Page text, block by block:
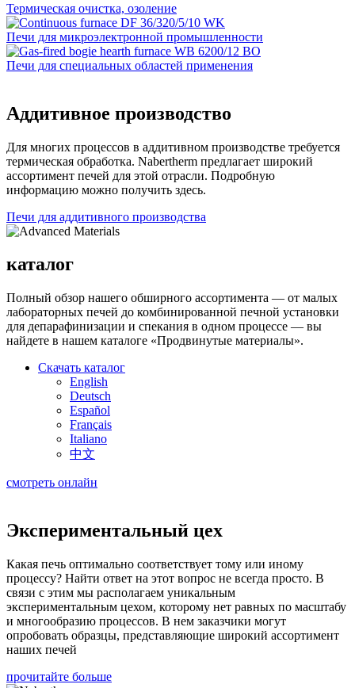
Термическая очистка, озоление
Печи для микроэлектронной промышленности
Печи для специальных областей применения
Аддитивное производство
Для многих процессов в аддитивном производстве требуется
термическая обработка. Nabertherm предлагает широкий
ассортимент печей для этой отрасли. Подробную
информацию можно получить здесь.
Печи для аддитивного производства
каталог
Полный обзор нашего обширного ассортимента — от малых
лабораторных печей до комбинированной печной установки
для депарафинизации и спекания в одном процессе — вы
найдете в нашем каталоге «Продвинутые материалы».
Скачать каталог
English
Deutsch
Español
Français
Italiano
中文
смотреть онлайн
Экспериментальный цех
Какая печь оптимально соответствует тому или иному
процессу? Найти ответ на этот вопрос не всегда просто. В
связи с этим мы располагаем уникальным
экспериментальным цехом, которому нет равных по масштабу
и многообразию процессов. В нем заказчики могут
опробовать образцы, представляющие широкий ассортимент
наших печей
прочитайте больше